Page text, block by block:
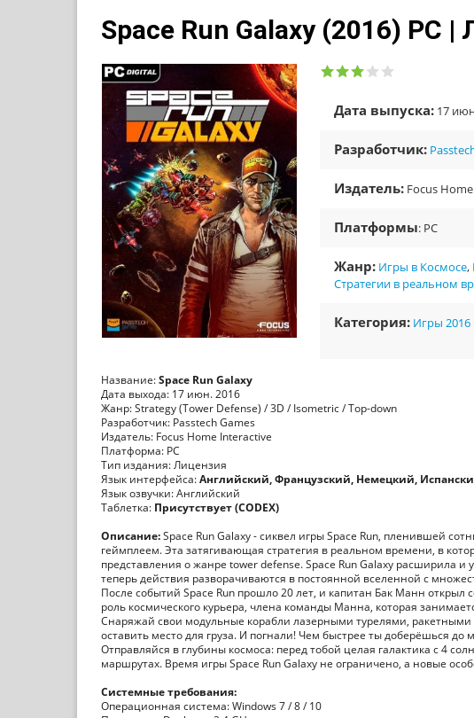
Space Run Galaxy (2016) PC |
Дата выпуска: 17
Разработчик:
Издатель: Focus
Платформы: PC
Жанр: Игры в Космосе,
Стратегии в реальном
Категория: Игры 2016
Название:Space Run Galaxy
Дата выхода: 17 июн. 2016
Жанр: Strategy (Tower Defense) / 3D / Isometric / Top-down
Разработчик: Passtech Games
Издатель: Focus Home Interactive
Платформа: PC
Тип издания: Лицензия
Язык интерфейса:Английский, Французский, Немецкий,
Язык озвучки: Английский
Таблетка: Присутствует (CODEX)
Описание:Space Run Galaxy - сиквел игры Space Run, пленившей
геймплеем. Эта затягивающая стратегия в реальном времени, в
представления о жанре tower defense. Space Run Galaxy расширила
теперь действия разворачиваются в постоянной вселенной с
После событий Space Run прошло 20 лет, и капитан Бак Манн открыл
роль космического курьера, члена команды Манна, которая
Снаряжай свои модульные корабли лазерными турелями,
оставить место для груза. И погнали! Чем быстрее ты доберёшься
Отправляйся в глубины космоса: перед тобой целая галактика с 4
маршрутах. Время игры Space Run Galaxy не ограничено, а новые
Системные требования:
Операционная система: Windows 7 / 8 / 10